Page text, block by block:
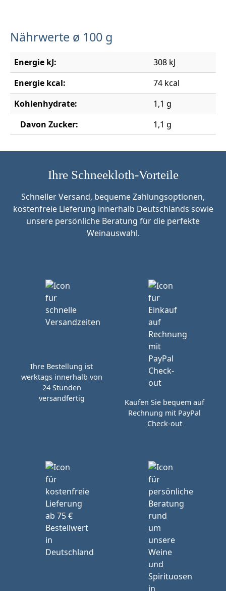
Nährwerte ø 100 g
Energie kJ:
308 kJ
Energie kcal:
74 kcal
Kohlenhydrate:
1,1 g
Davon Zucker:
1,1 g
Ihre Schneekloth-Vorteile
Schneller Versand, bequeme Zahlungsoptionen,
kostenfreie Lieferung innerhalb Deutschlands sowie
unsere persönliche Beratung für die perfekte
Weinauswahl.
Ihre Bestellung ist
werktags innerhalb von
24 Stunden
versandfertig
Kaufen Sie bequem auf
Rechnung mit PayPal
Check-out